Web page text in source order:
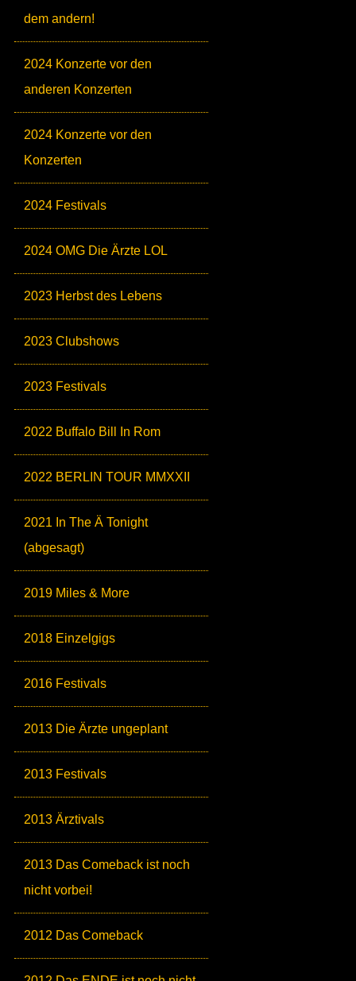
dem andern!
2024 Konzerte vor den
anderen Konzerten
2024 Konzerte vor den
Konzerten
2024 Festivals
2024 OMG Die Ärzte LOL
2023 Herbst des Lebens
2023 Clubshows
2023 Festivals
2022 Buffalo Bill In Rom
2022 BERLIN TOUR MMXXII
2021 In The Ä Tonight
(abgesagt)
2019 Miles & More
2018 Einzelgigs
2016 Festivals
2013 Die Ärzte ungeplant
2013 Festivals
2013 Ärztivals
2013 Das Comeback ist noch
nicht vorbei!
2012 Das Comeback